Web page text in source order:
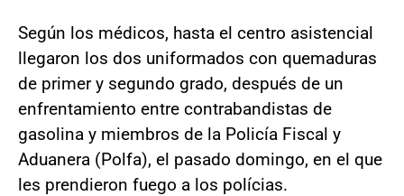
Según los médicos, hasta el centro asistencial
llegaron los dos uniformados con quemaduras
de primer y segundo grado, después de un
enfrentamiento entre contrabandistas de
gasolina y miembros de la Policía Fiscal y
Aduanera (Polfa), el pasado domingo, en el que
les prendieron fuego a los polícias.